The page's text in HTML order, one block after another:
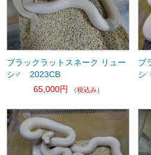
ブラックラットスネーク リュー
シ♂ 2023CB
65,000円
（税込み）
ブ
シ